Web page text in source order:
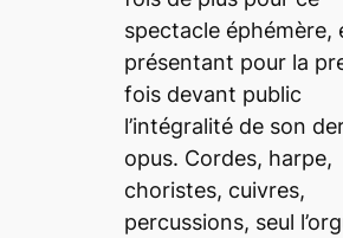
spectacle éphémère,
présentant pour la
fois devant public
l’intégralité de son
opus. Cordes, harpe,
choristes, cuivres,
percussions, seul